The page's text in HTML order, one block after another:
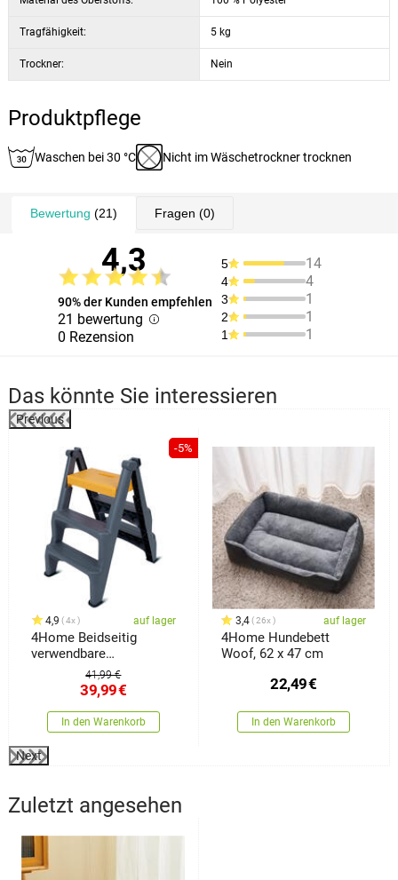
Tragfähigkeit: 5 kg
Trockner: Nein
Produktpflege
Waschen bei 30 °C Nicht im Wäschetrockner trocknen
Bewertung (21) Fragen (0)
4,3
90% der Kunden empfehlen
21 bewertung
0 Rezension
5 14
4 4
3 1
2 1
1 1
Das könnte Sie interessieren
Previous
-5%
4,9 4x auf lager
4Home Beidseitig
verwendbare
Kunststoffleiter Dual, 3
41,99 €
39,99€
In den Warenkorb
3,4 26x auf lager
4Home Hundebett
Woof, 62 x 47 cm
22,49€
In den Warenkorb
Next
Zuletzt angesehen